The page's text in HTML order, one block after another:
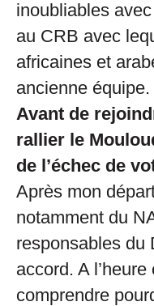
inoubliables
au CRB avec
africaines et
ancienne équipe.
Avant de
rallier le
de l’échec de
Après mon
notamment du
responsables du
accord. A
comprendre